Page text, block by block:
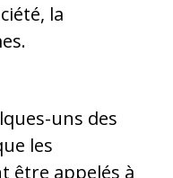
la
uns des
les
être appelés à